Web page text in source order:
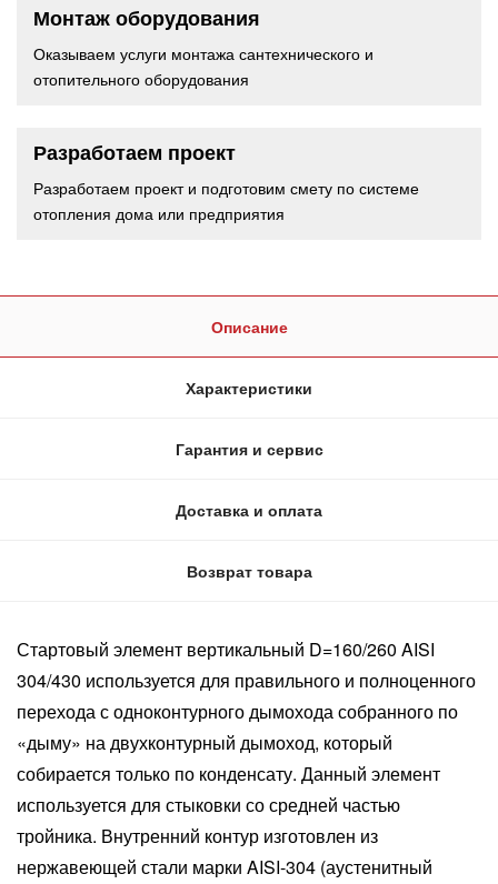
Монтаж оборудования
Оказываем услуги монтажа сантехнического и
отопительного оборудования
Разработаем проект
Разработаем проект и подготовим смету по системе
отопления дома или предприятия
Описание
Характеристики
Гарантия и сервис
Доставка и оплата
Возврат товара
Стартовый элемент вертикальный D=160/260 AISI
304/430 используется для правильного и полноценного
перехода с одноконтурного дымохода собранного по
«дыму» на двухконтурный дымоход, который
собирается только по конденсату. Данный элемент
используется для стыковки со средней частью
тройника. Внутренний контур изготовлен из
нержавеющей стали марки AISI-304 (аустенитный